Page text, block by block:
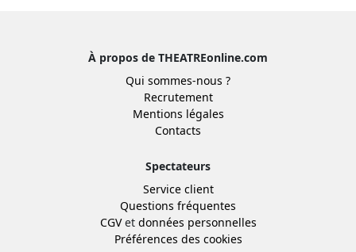
À propos de THEATREonline.com
Qui sommes-nous ?
Recrutement
Mentions légales
Contacts
Spectateurs
Service client
Questions fréquentes
CGVet données personnelles
Préférences des cookies